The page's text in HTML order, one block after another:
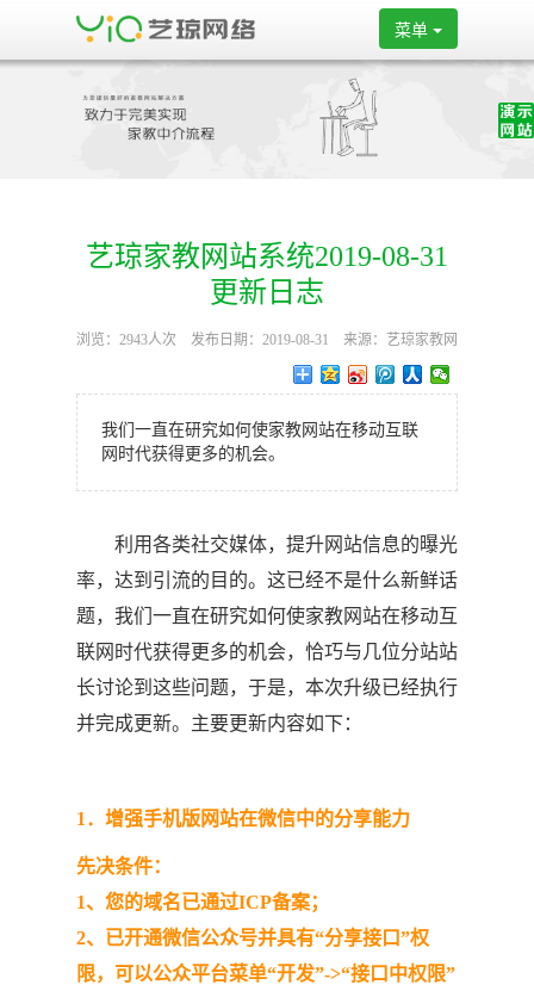
菜单
艺琼家教网站系统2019-08-31
更新日志
浏览：2943人次 发布日期：2019-08-31 来源：艺琼家教网
我们一直在研究如何使家教网站在移动互联
网时代获得更多的机会。
利用各类社交媒体，提升网站信息的曝光
率，达到引流的目的。这已经不是什么新鲜话
题，我们一直在研究如何使家教网站在移动互
联网时代获得更多的机会，恰巧与几位分站站
长讨论到这些问题，于是，本次升级已经执行
并完成更新。主要更新内容如下：
1．增强手机版网站在微信中的分享能力
先决条件：
1、您的域名已通过ICP备案；
2、已开通微信公众号并具有“分享接口”权
限，可以公众平台菜单“开发”->“接口中权限”